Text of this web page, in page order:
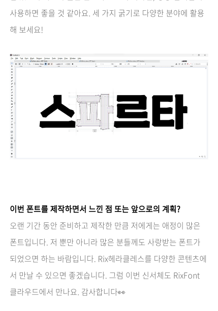
사용하면 좋을 것 같아요. 세 가지 굵기로 다양한 분야에 활용
해 보세요!
이번 폰트를 제작하면서 느낀 점 또는 앞으로의 계획?
오랜 기간 동안 준비하고 제작한 만큼 저에게는 애정이 많은
폰트입니다. 저 뿐만 아니라 많은 분들께도 사랑받는 폰트가
되었으면 하는 바람입니다. Rix헤라클레스를 다양한 콘텐츠에
서 만날 수 있으면 좋겠습니다. 그럼 이번 신서체도 RixFont
클라우드에서 만나요. 감사합니다👀